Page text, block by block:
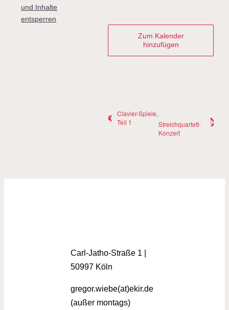
Zum Kalender
hinzufügen
Clavier-Spiele,
Teil 1
Streichquartett-
Konzert
und Inhalte
entsperren
Carl-Jatho-Straße 1 |
50997 Köln
gregor.wiebe(at)ekir.de
(außer montags)